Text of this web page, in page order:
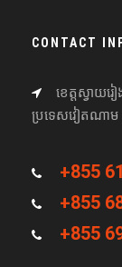
CONTACT
ខេត្តស្វាយ
ប្រទេសវៀតណាម
+855
+855
+855